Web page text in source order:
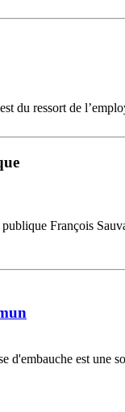
du ressort de
François
d'embauche est une